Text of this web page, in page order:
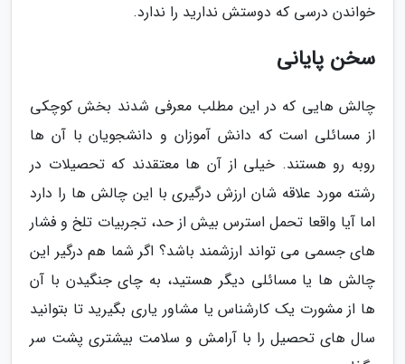
خواندن درسی که دوستش ندارید را ندارد.
سخن پایانی
چالش هایی که در این مطلب معرفی شدند بخش کوچکی
از مسائلی است که دانش آموزان و دانشجویان با آن ها
روبه رو هستند. خیلی از آن ها معتقدند که تحصیلات در
رشته مورد علاقه شان ارزش درگیری با این چالش ها را دارد
اما آیا واقعا تحمل استرس بیش از حد، تجربیات تلخ و فشار
های جسمی می تواند ارزشمند باشد؟ اگر شما هم درگیر این
چالش ها یا مسائلی دیگر هستید، به چای جنگیدن با آن
ها از مشورت یک کارشناس یا مشاور یاری بگیرید تا بتوانید
سال های تحصیل را با آرامش و سلامت بیشتری پشت سر